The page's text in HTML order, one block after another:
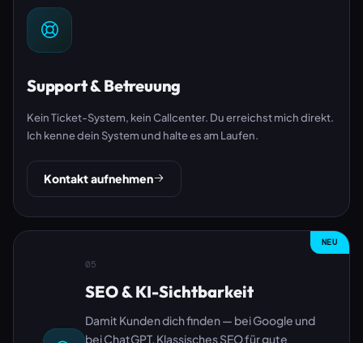
Support & Betreuung
Kein Ticket-System, kein Callcenter. Du erreichst mich direkt.
Ich kenne dein System und halte es am Laufen.
Kontakt aufnehmen
NEU
05
SEO & KI-Sichtbarkeit
Damit Kunden dich finden — bei Google und
bei ChatGPT. Klassisches SEO für gute